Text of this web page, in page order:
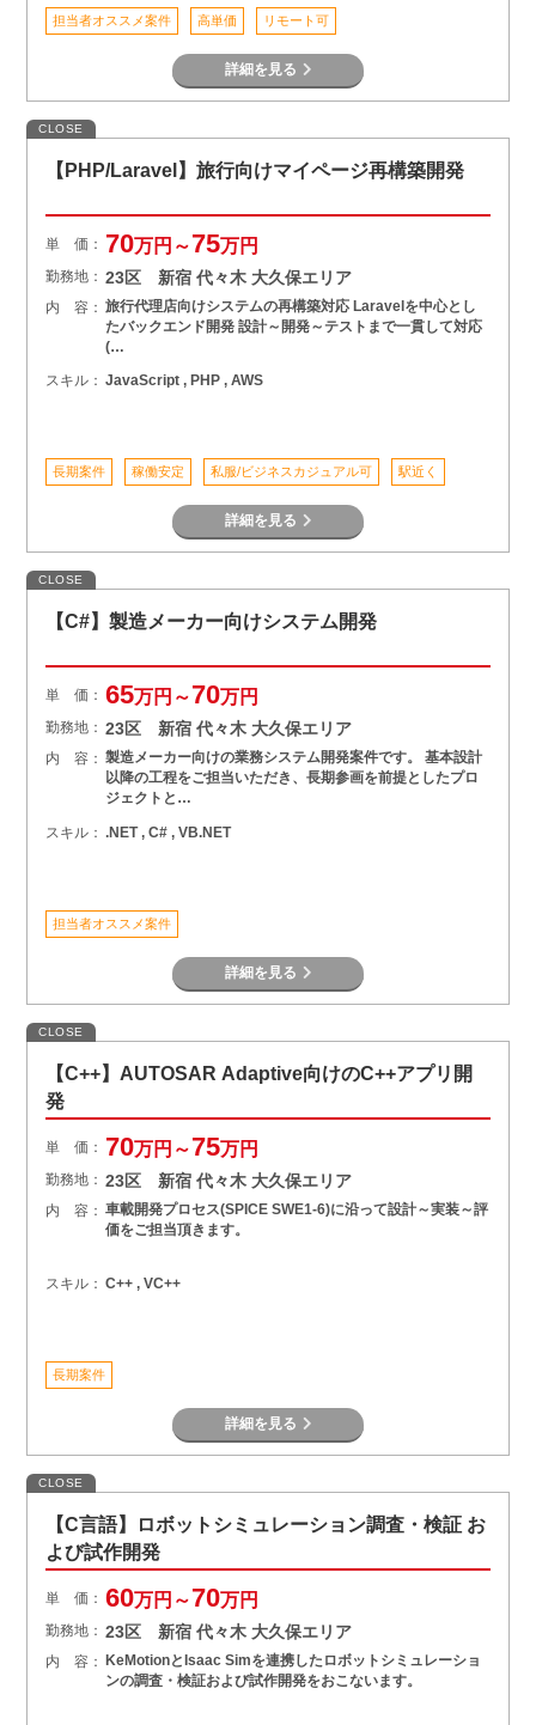
担当者オススメ案件 高単価 リモート可
詳細を見る
CLOSE
【PHP/Laravel】旅行向けマイページ再構築開発
単 価： 70万円～75万円
勤務地： 23区 新宿 代々木 大久保エリア
内 容： 旅行代理店向けシステムの再構築対応 Laravelを中心とし
たバックエンド開発 設計～開発～テストまで一貫して対応
(…
スキル： JavaScript , PHP , AWS
長期案件 稼働安定 私服/ビジネスカジュアル可 駅近く
詳細を見る
CLOSE
【C#】製造メーカー向けシステム開発
単 価： 65万円～70万円
勤務地： 23区 新宿 代々木 大久保エリア
内 容： 製造メーカー向けの業務システム開発案件です。 基本設計
以降の工程をご担当いただき、長期参画を前提としたプロ
ジェクトと…
スキル： .NET , C# , VB.NET
担当者オススメ案件
詳細を見る
CLOSE
【C++】AUTOSAR Adaptive向けのC++アプリ開
発
単 価： 70万円～75万円
勤務地： 23区 新宿 代々木 大久保エリア
内 容： 車載開発プロセス(SPICE SWE1-6)に沿って設計～実装～評
価をご担当頂きます。
スキル： C++ , VC++
長期案件
詳細を見る
CLOSE
【C言語】ロボットシミュレーション調査・検証 お
よび試作開発
単 価： 60万円～70万円
勤務地： 23区 新宿 代々木 大久保エリア
内 容： KeMotionとIsaac Simを連携したロボットシミュレーショ
ンの調査・検証および試作開発をおこないます。